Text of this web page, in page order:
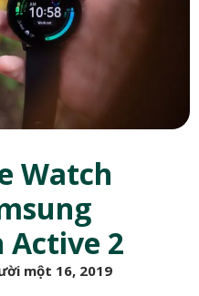
Watch
Active 2
một 16, 2019